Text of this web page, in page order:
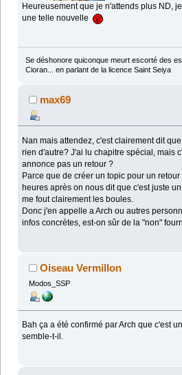
Heureusement que je n'attends plus ND,
une telle nouvelle
Se déshonore quiconque meurt escorté des
Cioran... en parlant de la licence Saint Seiya
max69
Nan mais attendez, c'est clairement dit
rien d'autre? J'ai lu chapitre spécial, mais
annonce pas un retour ?
Parce que de créer un topic pour un
heures après on nous dit que c'est juste
me fout clairement les boules.
Donc j'en appelle a Arch ou autres
infos concrètes, est-on sûr de la "non"
Oiseau Vermillon
Modos_SSP
Bah ça a été confirmé par Arch que c'est
semble-t-il.